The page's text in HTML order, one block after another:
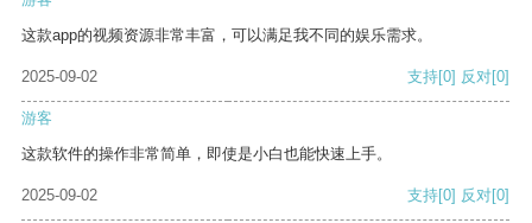
这款app的视频资源非常丰富，可以满足我不同的娱乐需求。
2025-09-02 支持[0] 反对[0]
游客
这款软件的操作非常简单，即使是小白也能快速上手。
2025-09-02 支持[0] 反对[0]